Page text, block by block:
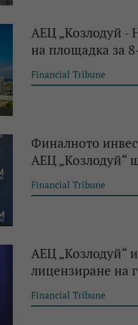
АЕЦ „Козлодуй -
на площадка за
Financial Tribune
Финалното
АЕЦ „Козлодуй“
Financial Tribune
АЕЦ „Козлодуй“
лицензиране на
Financial Tribune